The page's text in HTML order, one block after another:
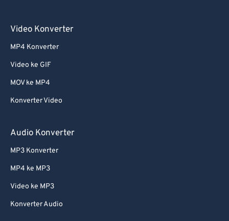
Video Konverter
MP4 Konverter
Video ke GIF
MOV ke MP4
Konverter Video
Audio Konverter
MP3 Konverter
MP4 ke MP3
Video ke MP3
Konverter Audio